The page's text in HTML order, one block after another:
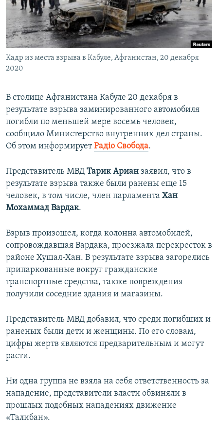
ПОБЕДИТЕЛЕЙ НЕ СУДЯТ?
КРЫМ.НЕПОКОРЕННЫЙ
ELIFBE
УКРАИНСКАЯ ПРОБЛЕМА КРЫМА
ПРИСОЕДИНЯЙТЕСЬ!
Кадр из места взрыва в Кабуле, Афганистан, 20 декабря
2020
В столице Афганистана Кабуле 20 декабря в
результате взрыва заминированного автомобиля
погибли по меньшей мере восемь человек,
сообщило Министерство внутренних дел страны.
Об этом информируетРадiо Свобода.
Представитель МВД Тарик Ариан заявил, что в
результате взрыва также были ранены еще 15
человек, в том числе, член парламента Хан
Мохаммад Вардак.
Взрыв произошел, когда колонна автомобилей,
сопровождавшая Вардака, проезжала перекресток в
районе Хушал-Хан. В результате взрыва загорелись
припаркованные вокруг гражданские
транспортные средства, также повреждения
получили соседние здания и магазины.
Представитель МВД добавил, что среди погибших и
раненых были дети и женщины. По его словам,
цифры жертв являются предварительным и могут
расти.
Ни одна группа не взяла на себя ответственность за
нападение, представители власти обвиняли в
прошлых подобных нападениях движение
«Талибан».